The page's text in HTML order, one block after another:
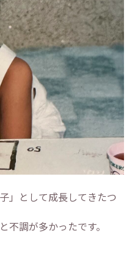
」として成長してきたつ
不調が多かったです。